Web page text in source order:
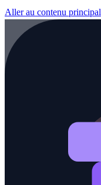
Aller au contenu principal